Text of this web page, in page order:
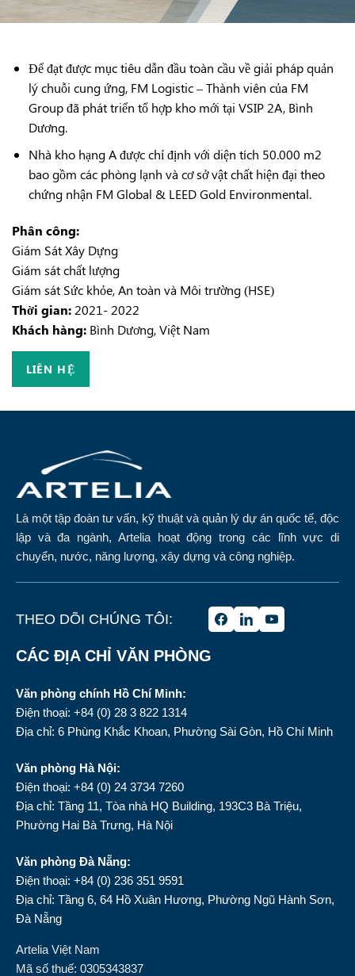
Để đạt được mục tiêu dẫn đầu toàn cầu về giải pháp quản
lý chuỗi cung ứng, FM Logistic – Thành viên của FM
Group đã phát triển tổ hợp kho mới tại VSIP 2A, Bình
Dương.
Nhà kho hạng A được chỉ định với diện tích 50.000 m2
bao gồm các phòng lạnh và cơ sở vật chất hiện đại theo
chứng nhận FM Global & LEED Gold Environmental.
Phân công:
Giám Sát Xây Dựng
Giám sát chất lượng
Giám sát Sức khỏe, An toàn và Môi trường (HSE)
Thời gian: 2021- 2022
Khách hàng: Bình Dương, Việt Nam
LIÊN HỆ
Là một tập đoàn tư vấn, kỹ thuật và quản lý dự án quốc tế, độc
lập và đa ngành, Artelia hoạt động trong các lĩnh vực di
chuyển, nước, năng lượng, xây dựng và công nghiệp.
THEO DÕI CHÚNG TÔI:
CÁC ĐỊA CHỈ VĂN PHÒNG
Văn phòng chính Hồ Chí Minh:
Điện thoại: +84 (0) 28 3 822 1314
Địa chỉ: 6 Phùng Khắc Khoan, Phường Sài Gòn, Hồ Chí Minh
Văn phòng Hà Nội:
Điện thoại: +84 (0) 24 3734 7260
Địa chỉ: Tầng 11, Tòa nhà HQ Building, 193C3 Bà Triệu,
Phường Hai Bà Trưng, Hà Nội
Văn phòng Đà Nẵng:
Điện thoại: +84 (0) 236 351 9591
Địa chỉ: Tầng 6, 64 Hồ Xuân Hương, Phường Ngũ Hành Sơn,
Đà Nẵng
Artelia Việt Nam
Mã số thuế: 0305343837